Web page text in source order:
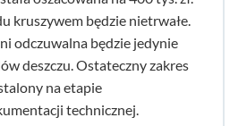
kruszywem będzie nietrwałe.
odczuwalna będzie jedynie
deszczu. Ostateczny zakres
na etapie
technicznej.